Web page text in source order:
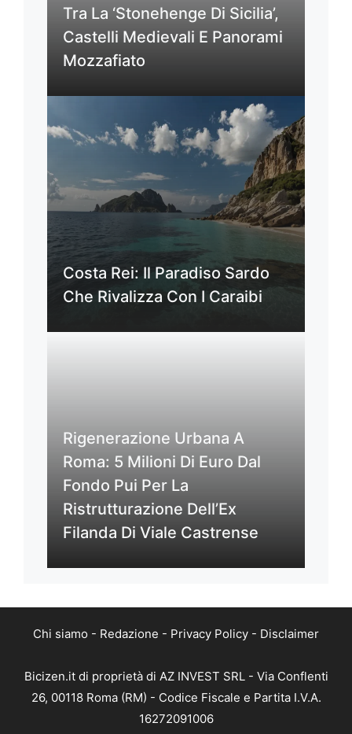
Tra La ‘Stonehenge Di Sicilia’,
Castelli Medievali E Panorami
Mozzafiato
Costa Rei: Il Paradiso Sardo
Che Rivalizza Con I Caraibi
Rigenerazione Urbana A
Roma: 5 Milioni Di Euro Dal
Fondo Pui Per La
Ristrutturazione Dell’Ex
Filanda Di Viale Castrense
Chi siamo - Redazione - Privacy Policy - Disclaimer
Bicizen.it di proprietà di AZ INVEST SRL - Via Conflenti
26, 00118 Roma (RM) - Codice Fiscale e Partita I.V.A.
16272091006